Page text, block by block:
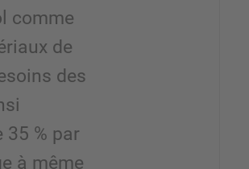
comme
de
des
% par
à même